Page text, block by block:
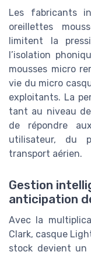
Les fabricants
oreillettes
limitent la
l’isolation
mousses micro
vie du micro
exploitants. La
tant au niveau
de répondre
utilisateur, du
transport aérien.
Gestion
anticipation
Avec la
Clark, casque
stock devient un